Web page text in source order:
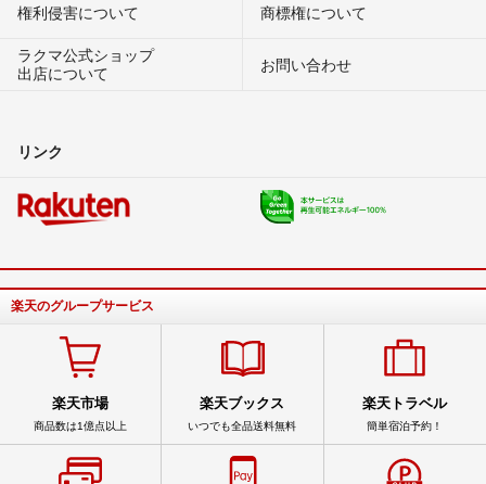
権利侵害について
商標権について
ラクマ公式ショップ
出店について
お問い合わせ
リンク
楽天のグループサービス
楽天市場
商品数は1億点以上
楽天ブックス
いつでも全品送料無料
楽天トラベル
簡単宿泊予約！